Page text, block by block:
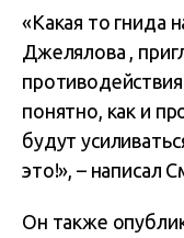
«Какая то гнида
Джелялова ,
понятно, как и
будут
это!», – написал
Он также